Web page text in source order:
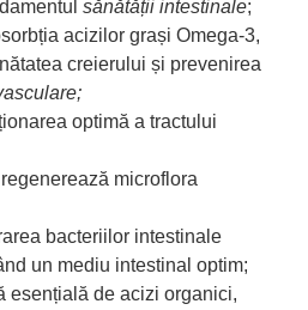
sănătății intestinale;
acizilor grași Omega-3,
creierului și prevenirea
optimă a tractului
microflora
bacteriilor intestinale
un mediu intestinal optim;
esențială de acizi organici,